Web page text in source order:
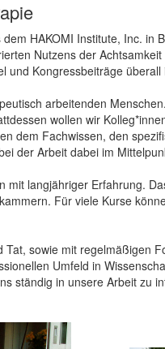
HAKOMI Institute, Inc. in
Nutzens der
und Kongressbeiträge
arbeitenden
wollen wir
dem Fachwissen, den
der Arbeit dabei im
langjähriger Erfahrung.
Für viele Kurse
sowie mit regelmäßigen
Umfeld in
ständig in unsere Arbeit zu